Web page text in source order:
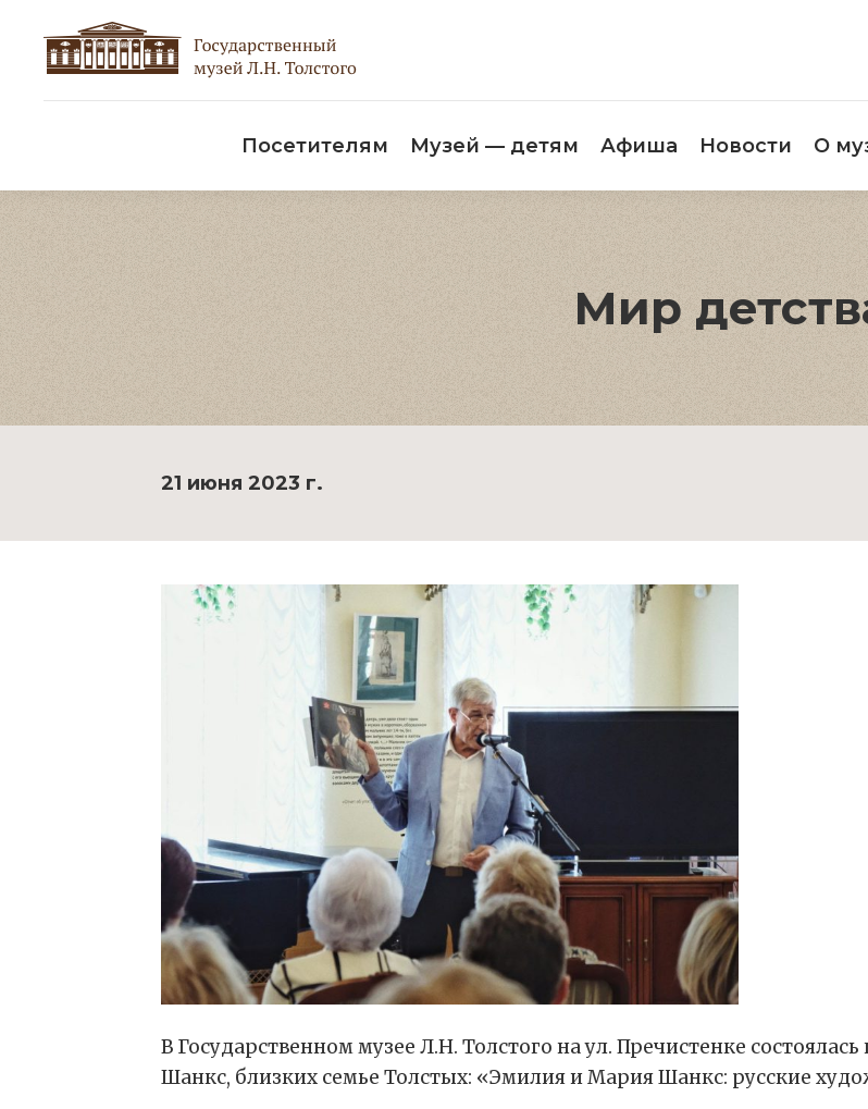
Посетителям Музей — детям Афиша Новости О
Мир
21 июня 2023 г.
В Государственном музее Л.Н. Толстого на ул. Пречистенке
Шанкс, близких семье Толстых: «Эмилия и Мария Шанкс: русские